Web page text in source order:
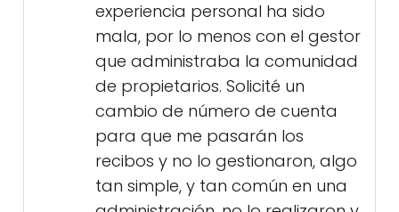
experiencia personal ha sido
mala, por lo menos con el gestor
que administraba la comunidad
de propietarios. Solicité un
cambio de número de cuenta
para que me pasarán los
recibos y no lo gestionaron, algo
tan simple, y tan común en una